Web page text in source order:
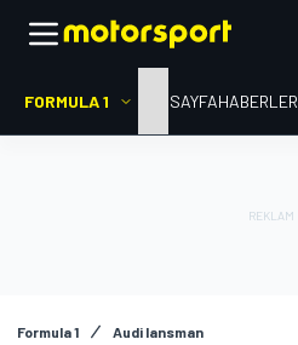
FORMULA 1 ANA SAYFAHABERLER
Formula 1 Audi lansman